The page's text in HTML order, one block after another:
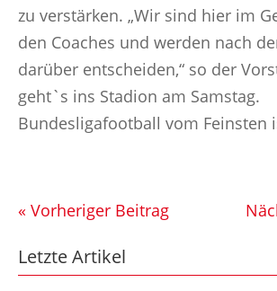
zu verstärken. „Wir sind hier im
den Coaches und werden nach
darüber entscheiden,“ so der
geht`s ins Stadion am Samstag.
Bundesligafootball vom Feinsten
« Vorheriger Beitrag
Letzte Artikel